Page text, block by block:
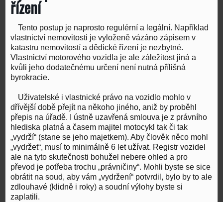
řízení
Tento postup je naprosto regulérní a legální. Například
vlastnictví nemovitosti je vyloženě vázáno zápisem v
katastru nemovitostí a dědické řízení je nezbytné.
Vlastnictví motorového vozidla je ale záležitost jiná a
kvůli jeho dodatečnému určení není nutná přílišná
byrokracie.
Uživatelské i vlastnické právo na vozidlo mohlo v
dřívější době přejít na někoho jiného, aniž by proběhl
přepis na úřadě. I ústně uzavřená smlouva je z právního
hlediska platná a časem majitel motocykl tak či tak
„vydrží“ (stane se jeho majetkem). Aby člověk něco mohl
„vydržet“, musí to minimálně 6 let užívat. Registr vozidel
ale na tyto skutečnosti bohužel nebere ohled a pro
převod je potřeba trochu „právničiny“. Mohli byste se sice
obrátit na soud, aby vám „vydržení“ potvrdil, bylo by to ale
zdlouhavé (klidně i roky) a soudní výlohy byste si
zaplatili.